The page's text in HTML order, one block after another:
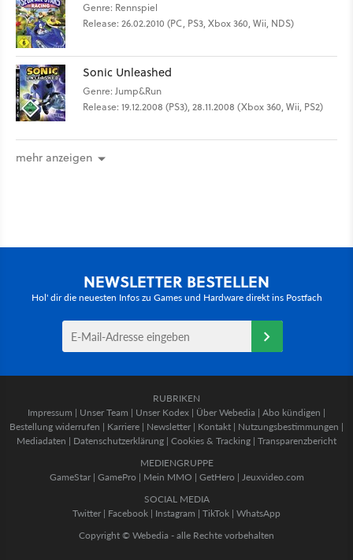
Genre: Rennspiel
Release: 26.02.2010 (PC, PS3, Xbox 360, Wii, NDS)
Sonic Unleashed
Genre: Jump&Run
Release: 19.12.2008 (PS3), 28.11.2008 (Xbox 360, Wii, PS2)
mehr anzeigen
NEWSLETTER BESTELLEN
Hol' dir die neuesten Infos zu Games und Hardware direkt ins Postfach
RUBRIKEN
Impressum | Unser Team | Unser Kodex | Über Webedia | Abo kündigen |
Bestellung widerrufen | Karriere | Newsletter | Kontakt | Nutzungsbestimmungen |
Mediadaten | Datenschutzerklärung | Cookies & Tracking | Transparenzbericht
MEDIENGRUPPE
GameStar| GamePro | Mein MMO | GetHero | Jeuxvideo.com
SOCIAL MEDIA
Twitter | Facebook | Instagram | TikTok | WhatsApp
Copyright © Webedia - alle Rechte vorbehalten